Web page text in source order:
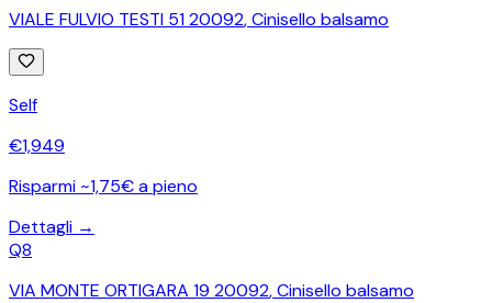
VIALE FULVIO TESTI 51 20092,Cinisello balsamo
Self
€1,949
Risparmi ~1,75€ a pieno
Dettagli →
Q8
VIA MONTE ORTIGARA 19 20092,Cinisello balsamo